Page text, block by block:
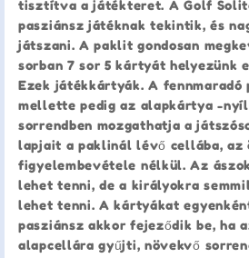
tisztítva a játékteret. A Golf
pasziánsz játéknak tekintik, és
játszani. A paklit gondosan
sorban 7 sor 5 kártyát helyezünk
Ezek játékkártyák. A
mellette pedig az alapkártya -
sorrendben mozgathatja a
lapjait a paklinál lévő cellába, az
figyelembevétele nélkül. Az
lehet tenni, de a királyokra
lehet tenni. A kártyákat
pasziánsz akkor fejeződik be, ha
alapcellára gyűjti, növekvő